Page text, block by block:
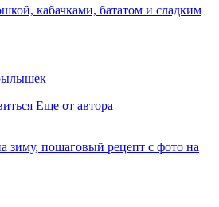
кабачками, бататом и сладким
Еще от автора
зиму, пошаговый рецепт с фото на